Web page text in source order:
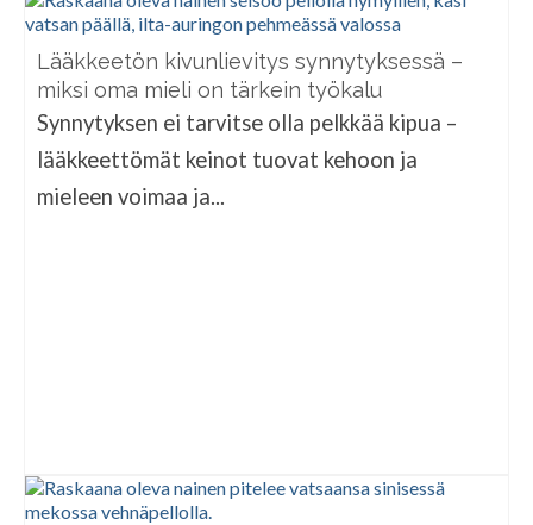
Lääkkeetön kivunlievitys synnytyksessä –
miksi oma mieli on tärkein työkalu
Synnytyksen ei tarvitse olla pelkkää kipua –
lääkkeettömät keinot tuovat kehoon ja
mieleen voimaa ja...